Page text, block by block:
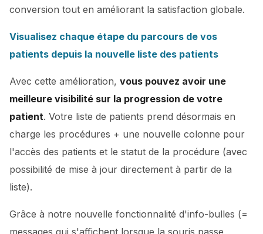
conversion tout en améliorant la satisfaction globale.
Visualisez chaque étape du parcours de vos
patients depuis la nouvelle liste des patients
Avec cette amélioration, vous pouvez avoir une
meilleure visibilité sur la progression de votre
patient. Votre liste de patients prend désormais en
charge les procédures + une nouvelle colonne pour
l'accès des patients et le statut de la procédure (avec
possibilité de mise à jour directement à partir de la
liste).
Grâce à notre nouvelle fonctionnalité d'info-bulles (=
messages qui s'affichent lorsque la souris passe